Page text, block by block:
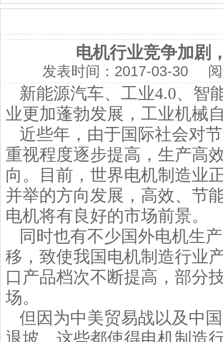
电机行业竞争加剧
发表时间： 2017-03-30 阅
新能源汽车、工业4.0、智
业更加蓬勃发展，工业机械
近些年，由于国际社会对
重视程度逐步提高，生产高
向。目前，世界电机制造业
并举的方向发展，高效、节
电机将有良好的市场前景。
同时也有不少国外电机生
移，致使我国电机制造行业
口产品档次不断提高，部分
场。
但因为中美贸易战以及中
退坡，这些都使得电机制造